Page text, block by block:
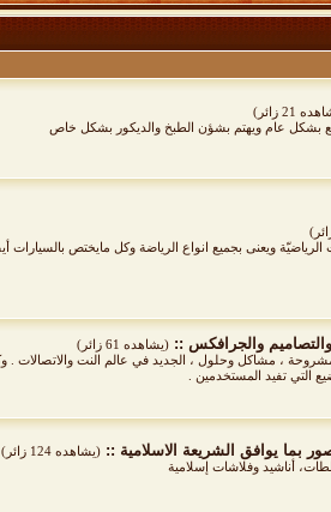
21 زائر)
بشكل عام ويهتم بشؤن الطبخ والديكور بشكل خاص
ويعنى بجميع انواع الرياضة وكل مايختص بالسيارات
والتصاميم والجرافكس :: (يشاهده 61 زائر)
، مشاكل وحلول ، الجديد في عالم النت والاتصالات .
التي تفيد المستخدمين .
بما يوافق الشريعة الاسلامية :: (يشاهده 124 زائر)
أناشيد وفلاشات إسلامية